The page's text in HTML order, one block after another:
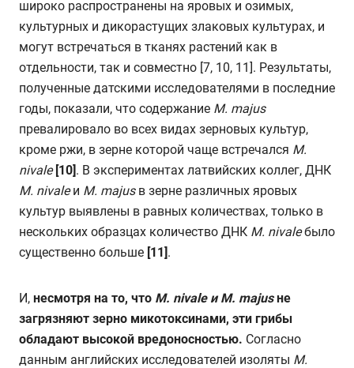
широко распространены на яровых и озимых,
культурных и дикорастущих злаковых культурах, и
могут встречаться в тканях растений как в
отдельности, так и совместно [7, 10, 11]. Результаты,
полученные датскими исследователями в последние
годы, показали, что содержание M. majus
превалировало во всех видах зерновых культур,
кроме ржи, в зерне которой чаще встречался М.
nivale [10]. В экспериментах латвийских коллег, ДНК
M. nivaleи M. majusв зерне различных яровых
культур выявлены в равных количествах, только в
нескольких образцах количество ДНК M. nivaleбыло
существенно больше [11].
И, несмотря на то, что M. nivale иM. majusне
загрязняют зерно микотоксинами, эти грибы
обладают высокой вредоносностью. Согласно
данным английских исследователей изоляты M.